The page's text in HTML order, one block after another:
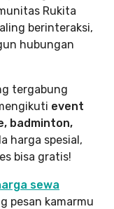
Rukita
berinteraksi,
hubungan
tergabung
event
badminton,
harga spesial,
bisa gratis!
sewa
pesan kamarmu